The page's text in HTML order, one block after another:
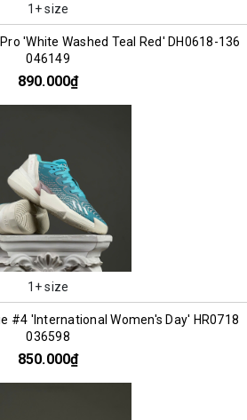
1+ size
'White Washed Teal Red' DH0618-136
046149
890.000₫
1+ size
#4 'International Women's Day' HR0718
036598
850.000₫